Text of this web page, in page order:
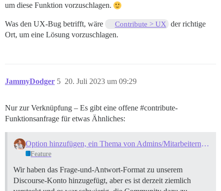
um diese Funktion vorzuschlagen.
Was den UX-Bug betrifft, wäre Contribute > UX
der richtige
Ort, um eine Lösung vorzuschlagen.
JammyDodger 20. Juli 2023 um 09:29
5
Nur zur Verknüpfung – Es gibt eine offene #contribute-
Funktionsanfrage für etwas Ähnliches:
Option hinzufügen, ein Thema von Admins/Mitarbeitern in das Post-Voting-Format zu ändern.
Feature
Wir haben das Frage-und-Antwort-Format zu unserem
Discourse-Konto hinzugefügt, aber es ist derzeit ziemlich